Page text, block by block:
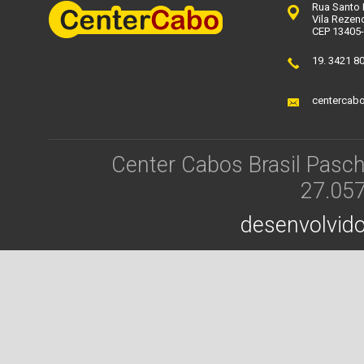
Rua Santo
Vila
CEP
19. 3421
Center Cabos Brasil